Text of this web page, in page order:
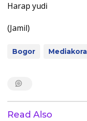
Harap yudi
(Jamil)
Bogor
Read Also